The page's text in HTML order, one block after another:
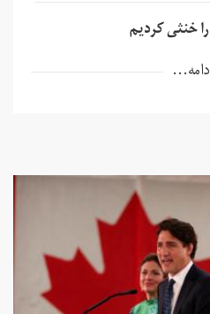
خنثی کردیم